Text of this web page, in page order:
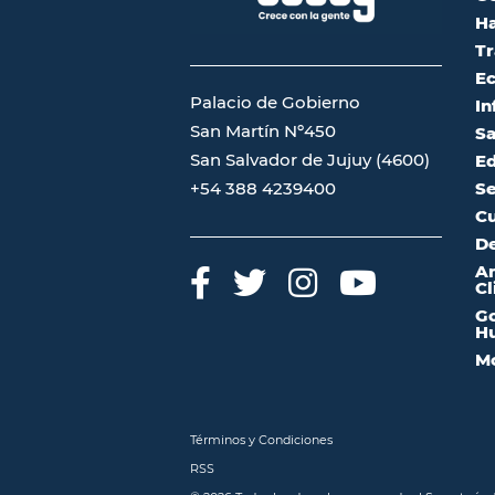
Palacio de Gobierno
San Martín Nº450
San Salvador de Jujuy (4600)
+54 388 4239400
Términos y Condiciones
RSS